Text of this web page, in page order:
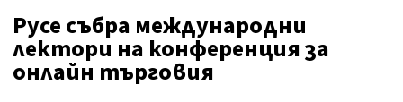
Русе събра международни
лектори нa конференция за
онлайн търговия